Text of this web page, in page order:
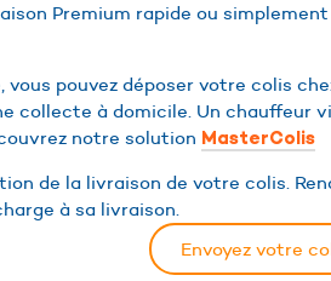
Premium rapide ou
pouvez déposer votre colis
collecte à domicile. Un chauffeur
notre solution MasterColis
de la livraison de votre colis.
à sa livraison.
Envoyez votre